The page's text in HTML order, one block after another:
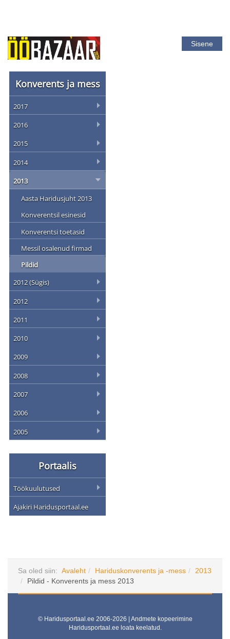
Konverents ja mess
2017
2016
2015
2014
2013
Aasta Haridusjuht 2013
Konverentsil esinesid
Konverentsi toetasid
Messil osalenud firmad
Pildid
2012 (Sügis)
2012
2011
2010
2009
2008
2007
2006
2005
Portaalis
Töökuulutused
Ajakiri Haridusportaal.ee
Sisene
Sa oled siin: Avaleht Hariduskonverents ja -mess
2013
Pildid - Konverents ja mess 2013
© Haridusportaal.ee 2006-2026 | Andmete kopeerimine
Haridusportaal.ee loata keelatud.